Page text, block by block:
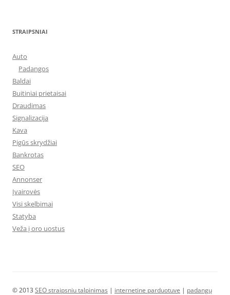
STRAIPSNIAI
Auto
Padangos
Baldai
Buitiniai prietaisai
Draudimas
Signalizacija
Kava
Pigūs skrydžiai
Bankrotas
SEO
Annonser
Įvairovės
Visi skelbimai
Statyba
Veža į oro uostus
© 2013 SEO straipsniu talpinimas | internetine parduotuve | padangų